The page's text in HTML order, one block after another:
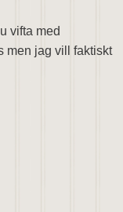
vifta med
men jag vill faktiskt